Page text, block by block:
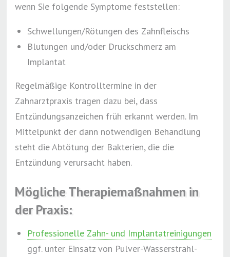
wenn Sie folgende Symptome feststellen:
Schwellungen/Rötungen des Zahnfleischs
Blutungen und/oder Druckschmerz am
Implantat
Regelmäßige Kontrolltermine in der
Zahnarztpraxis tragen dazu bei, dass
Entzündungsanzeichen früh erkannt werden. Im
Mittelpunkt der dann notwendigen Behandlung
steht die Abtötung der Bakterien, die die
Entzündung verursacht haben.
Mögliche Therapiemaßnahmen in
der Praxis:
Professionelle Zahn- und Implantatreinigungen
ggf. unter Einsatz von Pulver-Wasserstrahl-